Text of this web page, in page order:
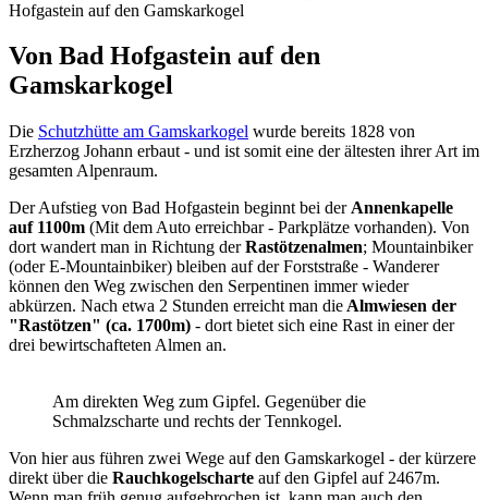
Sie sind hier
Hofgastein auf den Gamskarkogel
Von Bad Hofgastein auf den
Gamskarkogel
Die Schutzhütte am Gamskarkogel wurde bereits 1828 von
Erzherzog Johann erbaut - und ist somit eine der ältesten ihrer Art im
gesamten Alpenraum.
Der Aufstieg von Bad Hofgastein beginnt bei der Annenkapelle
auf 1100m (Mit dem Auto erreichbar - Parkplätze vorhanden). Von
dort wandert man in Richtung derRastötzenalmen; Mountainbiker
(oder E-Mountainbiker) bleiben auf der Forststraße - Wanderer
können den Weg zwischen den Serpentinen immer wieder
abkürzen. Nach etwa 2 Stunden erreicht man die Almwiesen der
"Rastötzen" (ca. 1700m) - dort bietet sich eine Rast in einer der
drei bewirtschafteten Almen an.
Am direkten Weg zum Gipfel. Gegenüber die
Schmalzscharte und rechts der Tennkogel.
Von hier aus führen zwei Wege auf den Gamskarkogel - der kürzere
direkt über die Rauchkogelscharte auf den Gipfel auf 2467m.